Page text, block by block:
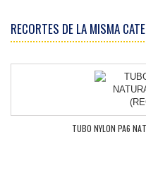
RECORTES DE LA MISMA
TUBO NYLON PA6